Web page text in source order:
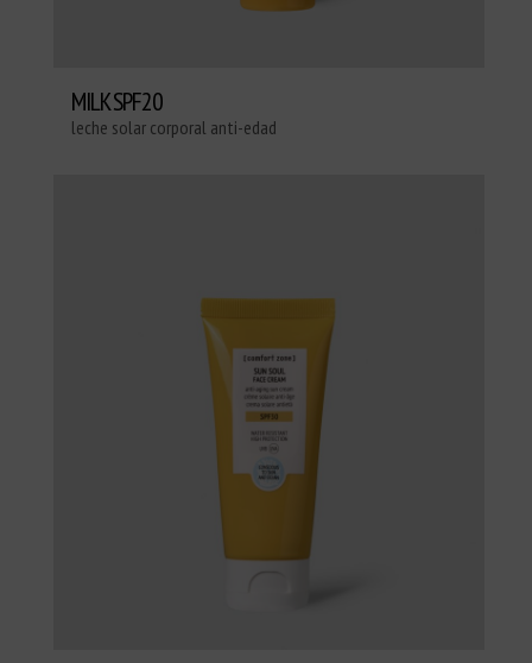
MILK SPF20
leche solar corporal anti-edad